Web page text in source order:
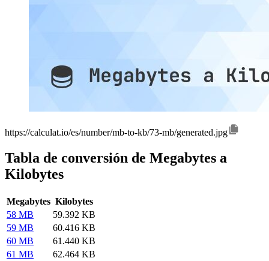
https://calculat.io/es/number/mb-to-kb/73-mb/generated.jpg
Tabla de conversión de Megabytes a
Kilobytes
Megabytes Kilobytes
58 MB
59.392 KB
59 MB
60.416 KB
60 MB
61.440 KB
61 MB
62.464 KB